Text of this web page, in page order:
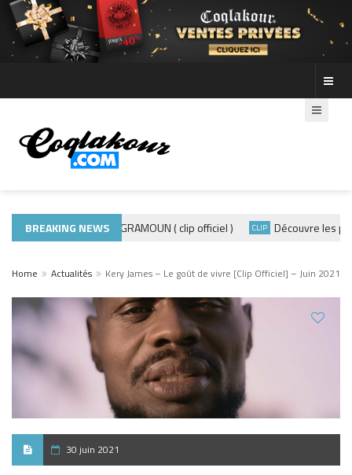
BREAKING NEWS
ADE440 – GRAMOUN ( clip officiel ) CLIP Découvre les photos
Home Actualités Kery James – Le goût de vivre [Clip Officiel] – Juin 2021
30 juin 2021